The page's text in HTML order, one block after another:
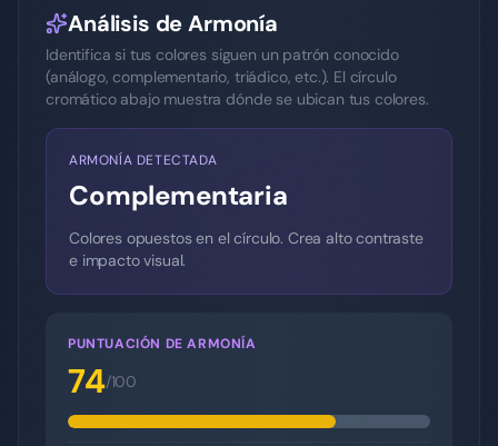
Análisis de Armonía
Identifica si tus colores siguen un patrón conocido
(análogo, complementario, triádico, etc.). El círculo
cromático abajo muestra dónde se ubican tus colores.
ARMONÍA DETECTADA
Complementaria
Colores opuestos en el círculo. Crea alto contraste
e impacto visual.
PUNTUACIÓN DE ARMONÍA
74/100